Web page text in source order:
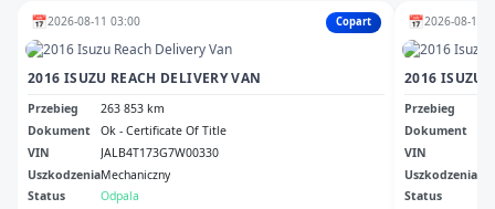
📅2026-08-11 03:00 Copart
2016 ISUZU REACH DELIVERY VAN
Przebieg
263 853 km
Dokument
Ok - Certificate Of Title
VIN
JALB4T173G7W00330
UszkodzeniaMechaniczny
Status
Odpala
📅2026-08-10
2016 ISUZU
Przebieg
Dokument
VIN
Uszkodzenia
Status